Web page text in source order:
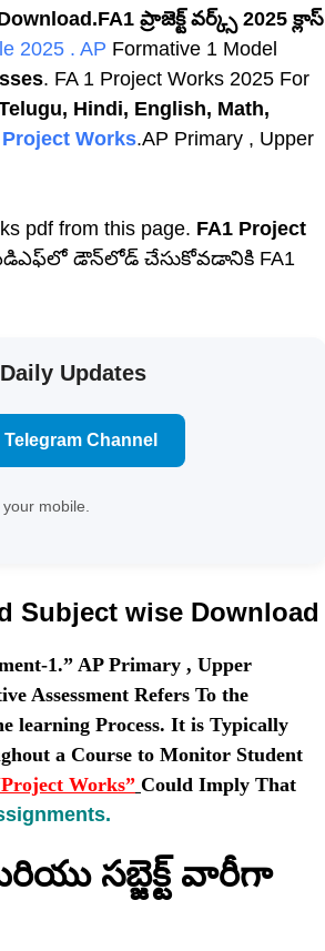
ప్రాజెక్ట్ వర్క్స్ 2025 క్లాస్
2025 . AP Formative 1 Model
. FA 1 Project Works 2025 For
Hindi, English, Math,
Works.AP Primary , Upper
pdf from this page. FA1 Project
డౌన్‌లోడ్ చేసుకోవడానికి FA1
Updates
Channel
mobile.
Subject wise Download
1.” AP Primary , Upper
Assessment Refers To the
learning Process. It is Typically
a Course to Monitor Student
Works” Could Imply That
సబ్జెక్ట్ వారీగా